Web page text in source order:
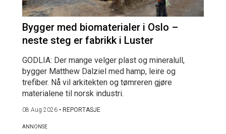
Bygger med biomaterialer i Oslo –
neste steg er fabrikk i Luster
GODLIA: Der mange velger plast og mineralull,
bygger Matthew Dalziel med hamp, leire og
trefiber. Nå vil arkitekten og tømreren gjøre
materialene til norsk industri.
08 Aug 2026 • REPORTASJE